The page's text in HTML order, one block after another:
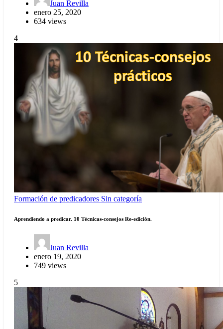
Juan Revilla
enero 25, 2020
634 views
4
Formación de predicadores Sin categoría
Aprendiendo a predicar. 10 Técnicas-consejos Re-edición.
Juan Revilla
enero 19, 2020
749 views
5